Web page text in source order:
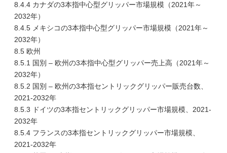
8.4.4 カナダの3本指中心型グリッパー市場規模（2021年～
2032年）
8.4.5 メキシコの3本指中心型グリッパー市場規模（2021年～
2032年）
8.5 欧州
8.5.1 国別 – 欧州の3本指中心型グリッパー売上高（2021年～
2032年）
8.5.2 国別 – 欧州の3本指セントリックグリッパー販売台数、
2021-2032年
8.5.3 ドイツの3本指セントリックグリッパー市場規模、2021-
2032年
8.5.4 フランスの3本指セントリックグリッパー市場規模、
2021-2032年